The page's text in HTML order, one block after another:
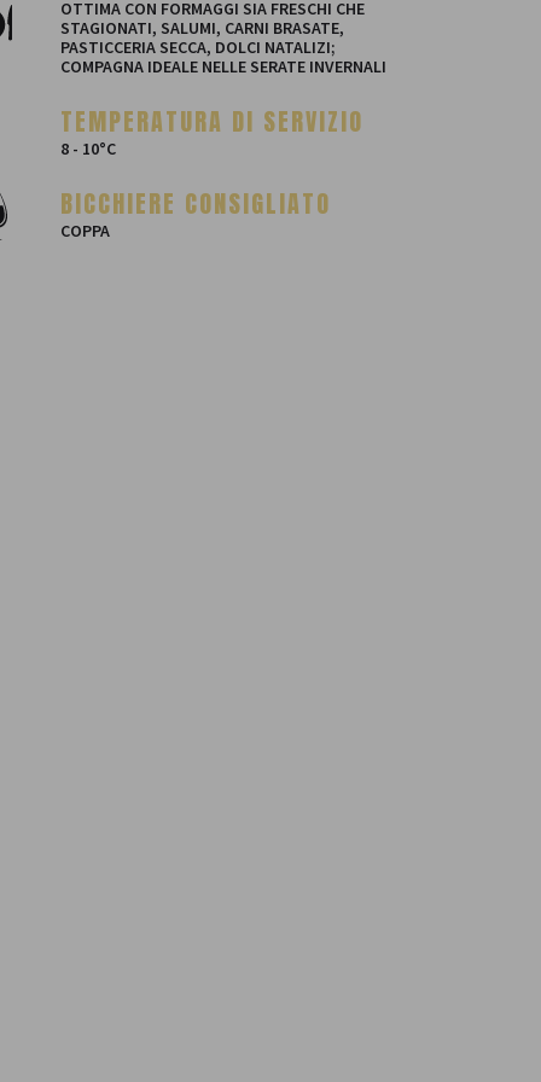
OTTIMA CON FORMAGGI SIA FRESCHI CHE
STAGIONATI, SALUMI, CARNI BRASATE,
PASTICCERIA SECCA, DOLCI NATALIZI;
COMPAGNA IDEALE NELLE SERATE INVERNALI
TEMPERATURA DI SERVIZIO
8 - 10°C
BICCHIERE CONSIGLIATO
COPPA